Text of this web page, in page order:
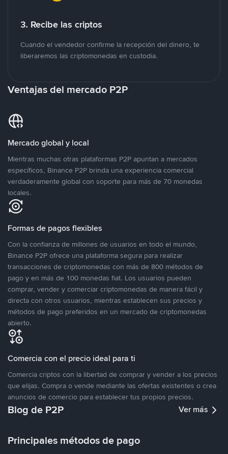
3. Recibe las criptos
Cuando el vendedor confirme la recepción del dinero, te
liberaremos las criptomonedas en custodia.
Ventajas del mercado P2P
Mercado global y local
Mientras muchas otras plataformas P2P apuntan a mercados
específicos, Binance P2P brinda una experiencia comercial
verdaderamente global con soporte para más de 70 monedas
locales.
Formas de pagos flexibles
Con la confianza de millones de usuarios en todo el mundo,
Binance P2P ofrece una plataforma segura para realizar
transacciones de criptomonedas con más de 800 métodos de
pago y en más de 100 monedas fiat. Los usuarios pueden
comprar, vender y comerciar criptomonedas de manera fácil y
directa con otros usuarios, mientras establecen sus precios y
métodos de pago preferidos en un mercado de criptomonedas
abierto.
Comercia con el precio ideal para ti
Comercia criptos con la libertad de comprar y vender a los precios
que elijas. Compra o vende mediante las ofertas existentes o crea
anuncios de comercio para establecer tus propios precios.
Blog de P2P Ver más
Principales métodos de pago